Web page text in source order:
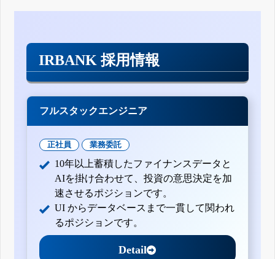
IRBANK 採用情報
フルスタックエンジニア
正社員 業務委託
10年以上蓄積したファイナンスデータと
AIを掛け合わせて、投資の意思決定を加
速させるポジションです。
UI からデータベースまで一貫して関われ
るポジションです。
Detail